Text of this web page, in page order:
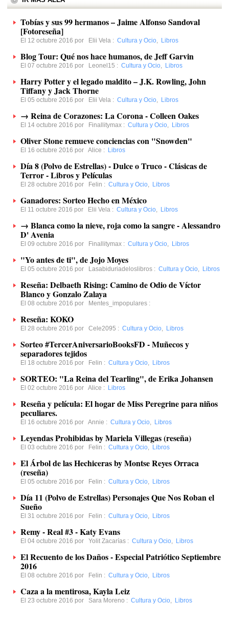
Tobías y sus 99 hermanos – Jaime Alfonso Sandoval
[Fotoreseña]
El 12 octubre 2016 por Elii Vela : Cultura y Ocio, Libros
Blog Tour: Qué nos hace humanos, de Jeff Garvin
El 07 octubre 2016 por Leonel15 : Cultura y Ocio, Libros
Harry Potter y el legado maldito – J.K. Rowling, John
Tiffany y Jack Thorne
El 05 octubre 2016 por Elii Vela : Cultura y Ocio, Libros
→ Reina de Corazones: La Corona - Colleen Oakes
El 14 octubre 2016 por Finallitymax : Cultura y Ocio, Libros
Oliver Stone remueve conciencias con "Snowden"
El 16 octubre 2016 por Alice : Libros
Día 8 (Polvo de Estrellas) - Dulce o Truco - Clásicas de
Terror - Libros y Películas
El 28 octubre 2016 por Felin : Cultura y Ocio, Libros
Ganadores: Sorteo Hecho en México
El 11 octubre 2016 por Elii Vela : Cultura y Ocio, Libros
→ Blanca como la nieve, roja como la sangre - Alessandro
D' Avenia
El 09 octubre 2016 por Finallitymax : Cultura y Ocio, Libros
"Yo antes de ti", de Jojo Moyes
El 05 octubre 2016 por Lasabiduriadeloslibros : Cultura y Ocio, Libros
Reseña: Delbaeth Rising: Camino de Odio de Víctor
Blanco y Gonzalo Zalaya
El 08 octubre 2016 por Mentes_impopulares :
Reseña: KOKO
El 28 octubre 2016 por Cele2095 : Cultura y Ocio, Libros
Sorteo #TercerAniversarioBooksFD - Muñecos y
separadores tejidos
El 18 octubre 2016 por Felin : Cultura y Ocio, Libros
SORTEO: "La Reina del Tearling", de Erika Johansen
El 02 octubre 2016 por Alice : Libros
Reseña y película: El hogar de Miss Peregrine para niños
peculiares.
El 16 octubre 2016 por Annie : Cultura y Ocio, Libros
Leyendas Prohibidas by Mariela Villegas (reseña)
El 03 octubre 2016 por Felin : Cultura y Ocio, Libros
El Árbol de las Hechiceras by Montse Reyes Orraca
(reseña)
El 05 octubre 2016 por Felin : Cultura y Ocio, Libros
Día 11 (Polvo de Estrellas) Personajes Que Nos Roban el
Sueño
El 31 octubre 2016 por Felin : Cultura y Ocio, Libros
Remy - Real #3 - Katy Evans
El 04 octubre 2016 por Yolit Zacarías : Cultura y Ocio, Libros
El Recuento de los Daños - Especial Patriótico Septiembre
2016
El 08 octubre 2016 por Felin : Cultura y Ocio, Libros
Caza a la mentirosa, Kayla Leiz
El 23 octubre 2016 por Sara Moreno : Cultura y Ocio, Libros